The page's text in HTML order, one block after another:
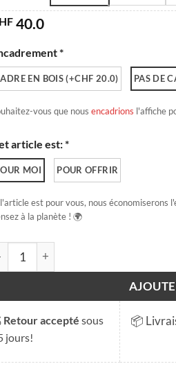
40.0
*
EN BOIS (+CHF 20.0) PAS DE
vous que nous encadrions l'affiche
article est: *
MOI POUR OFFRIR
est pour vous, nous économiserons
à la planète ! 🌍
de Servette FC 2024
Retour accepté sous
jours!
📦